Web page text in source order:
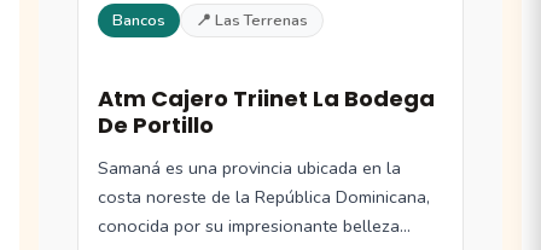
Bancos 📍 Las Terrenas
Atm Cajero Triinet La Bodega
De Portillo
Samaná es una provincia ubicada en la
costa noreste de la República Dominicana,
conocida por su impresionante belleza